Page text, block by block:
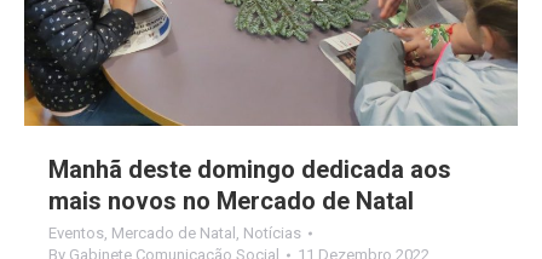
Manhã deste domingo dedicada aos
mais novos no Mercado de Natal
Eventos Mercado de Natal
Notícias
By Gabinete Comunicação Social 11 Dezembro 2022